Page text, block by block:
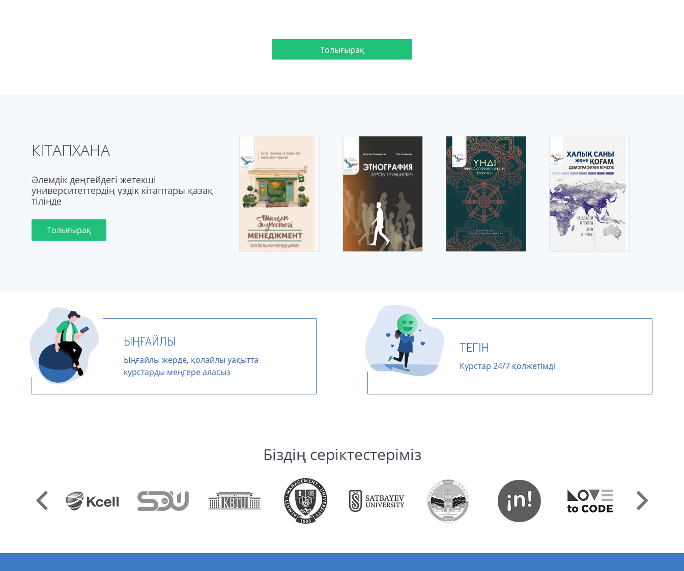
Толығырақ
КІТАПХАНА
Әлемдік деңгейдегі жетекші
университеттердің үздік кітаптары қазақ
тілінде
Толығырақ
ЫҢҒАЙЛЫ
Ыңғайлы жерде, қолайлы уақытта
курстарды меңгере аласыз
ТЕГІН
Курстар 24/7 қолжетімді
Біздің серіктестеріміз